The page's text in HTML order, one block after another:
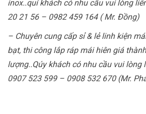
inox..quí khách có nhu cầu vui lòng
20 21 56 – 0982 459 164 ( Mr. Đồng)
– Chuyên cung cấp sỉ & lẻ linh kiện
bạt, thi công lắp ráp mái hiên giá
lượng..Qúy khách có nhu cầu vui lòng
0907 523 599 – 0908 532 670 (Mr.